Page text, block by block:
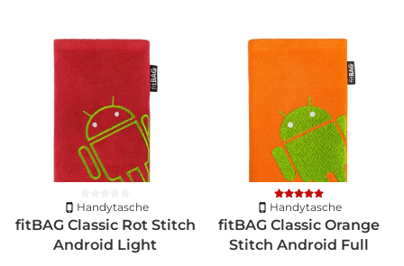
Handytasche
fitBAG Classic Rot Stitch
Android Light
Handytasche
fitBAG Classic Orange
Stitch Android Full